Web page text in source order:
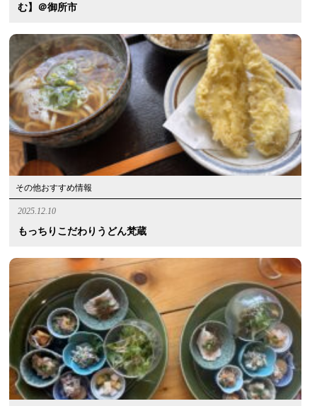
む】＠御所市
その他おすすめ情報
2025.12.10
もっちりこだわりうどん梵蔵